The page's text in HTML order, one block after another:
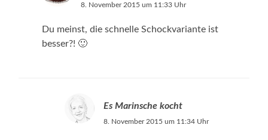
8. November 2015 um 11:33 Uhr
Du meinst, die schnelle Schockvariante ist
besser?! 🙂
Es Marinsche kocht
8. November 2015 um 11:34 Uhr